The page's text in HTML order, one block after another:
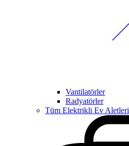
Vantilatörler
Radyatörler
Tüm Elektrikli Ev Aletleri